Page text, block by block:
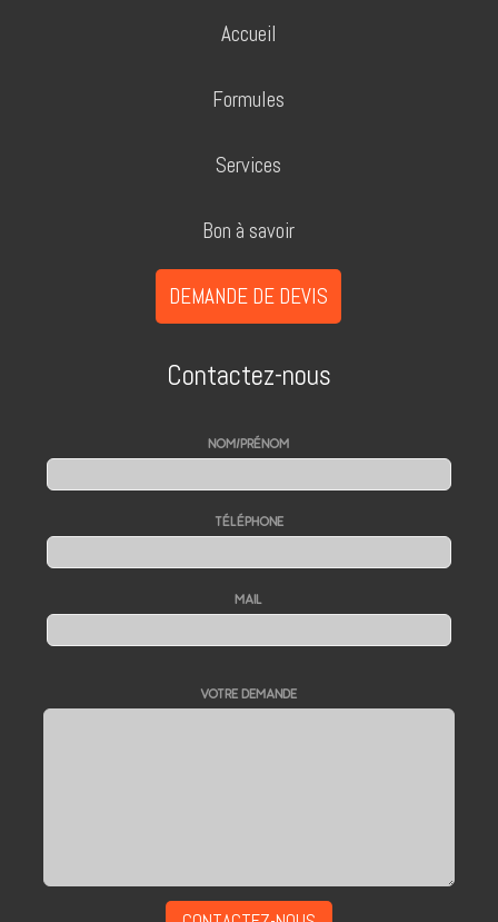
Accueil
Formules
Services
Bon à savoir
DEMANDE DE DEVIS
Contactez-nous
NOM/PRÉNOM
TÉLÉPHONE
MAIL
VOTRE DEMANDE